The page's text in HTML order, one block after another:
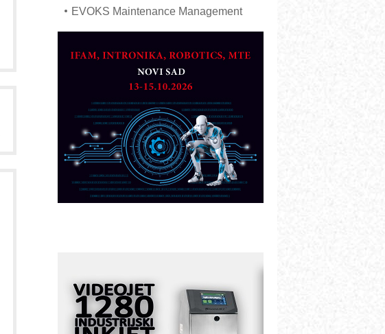
EVOKS Maintenance Management
ROSA i SCHUNK podižu proizvodnju
Detekcija različitih oblika
MAREX - Lim i mašine za savremena
Marcom-plast d.o.o.- vaš pouzdan
partner
CTO - Prilagodite svoju toplinsku
obradu!
Razvoj asortimanskog pravca MINI-
PLC AKYTEC
I.SAFE MOBILE revolucioniše
industrijsku automatizaciju
pionirskimmobile operator PANEL-OM
Fleksibilno stezanje i brzo